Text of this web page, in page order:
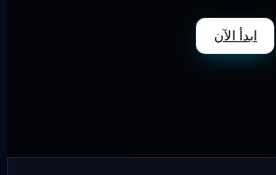
ابدأ الآن